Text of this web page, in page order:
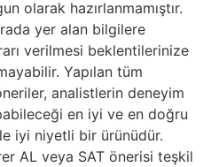
olarak hazırlanmamıştır.
yer alan bilgilere
verilmesi beklentilerinize
Yapılan tüm
analistlerin deneyim
en iyi ve en doğru
iyi niyetli bir ürünüdür.
AL veya SAT önerisi teşkil